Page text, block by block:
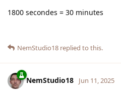
1800 secondes = 30 minutes
NemStudio18 replied to this.
NemStudio18 Jun 11, 2025